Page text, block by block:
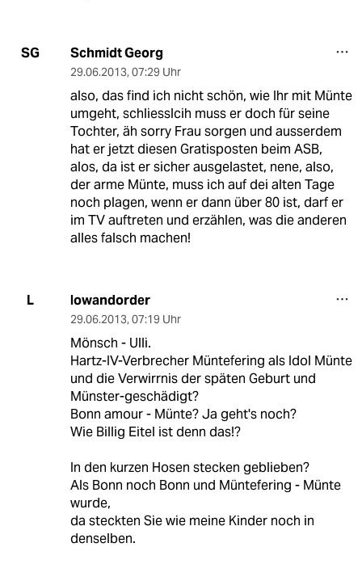
SG Schmidt Georg
29.06.2013, 07:29 Uhr
also, das find ich nicht schön, wie Ihr mit Münte
umgeht, schliesslcih muss er doch für seine
Tochter, äh sorry Frau sorgen und ausserdem
hat er jetzt diesen Gratisposten beim ASB,
alos, da ist er sicher ausgelastet, nene, also,
der arme Münte, muss ich auf dei alten Tage
noch plagen, wenn er dann über 80 ist, darf er
im TV auftreten und erzählen, was die anderen
alles falsch machen!
L lowandorder
29.06.2013, 07:19 Uhr
Mönsch - Ulli.
Hartz-IV-Verbrecher Müntefering als Idol Münte
und die Verwirrnis der späten Geburt und
Münster-geschädigt?
Bonn amour - Münte? Ja geht's noch?
Wie Billig Eitel ist denn das!?
In den kurzen Hosen stecken geblieben?
Als Bonn noch Bonn und Müntefering - Münte
wurde,
da steckten Sie wie meine Kinder noch in
denselben.